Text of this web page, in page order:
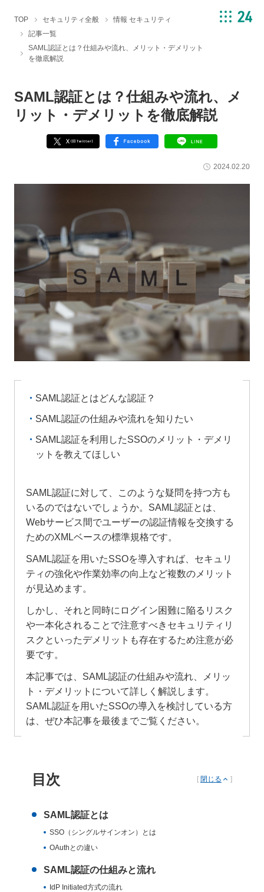
TOP セキュリティ全般
情報 セキュリティ
記事一覧
SAML認証とは？仕組みや流れ、メリット・デメリット
を徹底解説
SAML認証とは？仕組みや流れ、メ
リット・デメリットを徹底解説
2024.02.20
SAML認証とはどんな認証？
SAML認証の仕組みや流れを知りたい
SAML認証を利用したSSOのメリット・デメリ
ットを教えてほしい
SAML認証に対して、このような疑問を持つ方も
いるのではないでしょうか。SAML認証とは、
Webサービス間でユーザーの認証情報を交換する
ためのXMLベースの標準規格です。
SAML認証を用いたSSOを導入すれば、セキュリ
ティの強化や作業効率の向上など複数のメリット
が見込めます。
しかし、それと同時にログイン困難に陥るリスク
や一本化されることで注意すべきセキュリティリ
スクといったデメリットも存在するため注意が必
要です。
本記事では、SAML認証の仕組みや流れ、メリッ
ト・デメリットについて詳しく解説します。
SAML認証を用いたSSOの導入を検討している方
は、ぜひ本記事を最後までご覧ください。
目次 [ 閉じる ]
SAML認証とは
SSO（シングルサインオン）とは
OAuthとの違い
SAML認証の仕組みと流れ
IdP Initiated方式の流れ